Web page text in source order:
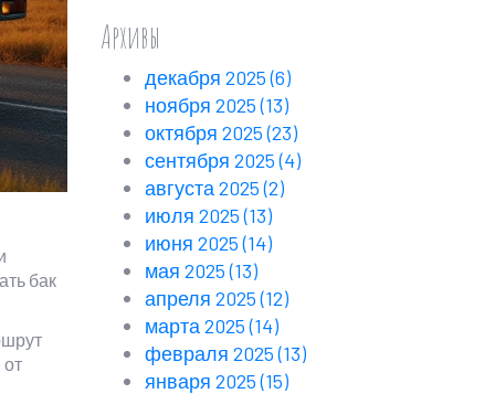
бак
Архивы
декабря 2025(6)
ноября 2025(13)
октября 2025(23)
сентября 2025(4)
августа 2025(2)
июля 2025(13)
июня 2025(14)
мая 2025(13)
апреля 2025(12)
марта 2025(14)
февраля 2025(13)
января 2025(15)